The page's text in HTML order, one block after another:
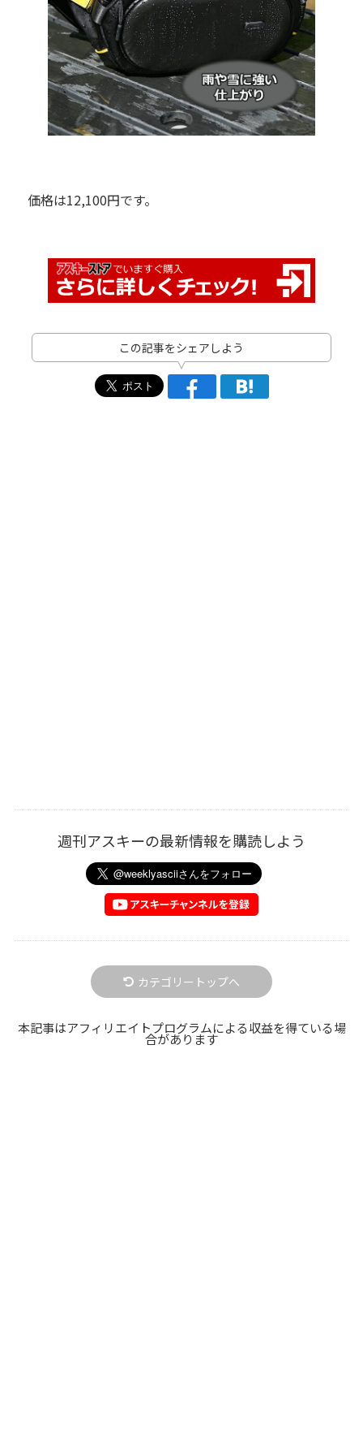
価格は12,100円です。
この記事をシェアしよう
週刊アスキーの最新情報を購読しよう
カテゴリートップへ
本記事はアフィリエイトプログラムによる収益を得ている場
合があります